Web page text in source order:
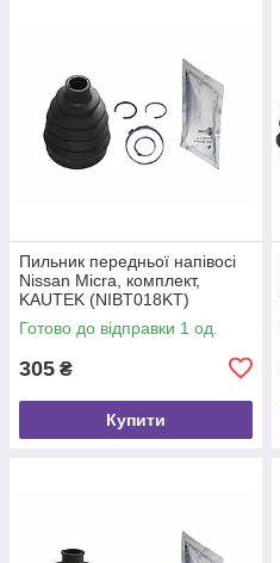
Пильник передньої напівосі
Nissan Micra, комплект,
KAUTEK (NIBT018KT)
Готово до відправки 1 од.
305 ₴
Купити